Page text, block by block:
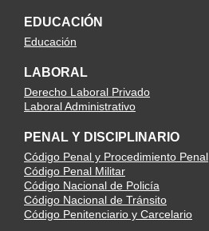
EDUCACIÓN
Educación
LABORAL
Derecho Laboral Privado
Laboral Administrativo
PENAL Y DISCIPLINARIO
Código Penal y Procedimiento Penal
Código Penal Militar
Código Nacional de Policía
Código Nacional de Tránsito
Código Penitenciario y Carcelario